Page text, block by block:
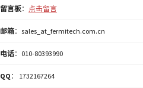
留言板： 点击留言
邮箱：sales_at_fermitech.com.cn
电话：010-80393990
QQ ： 1732167264